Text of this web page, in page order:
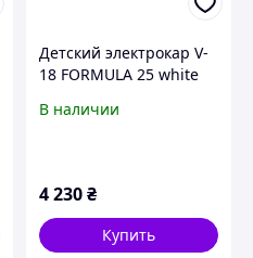
Детский электрокар V-
18 FORMULA 25 white
В наличии
4 230₴
Купить